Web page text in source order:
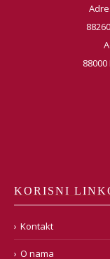
KORISNI
Kontakt
O nama